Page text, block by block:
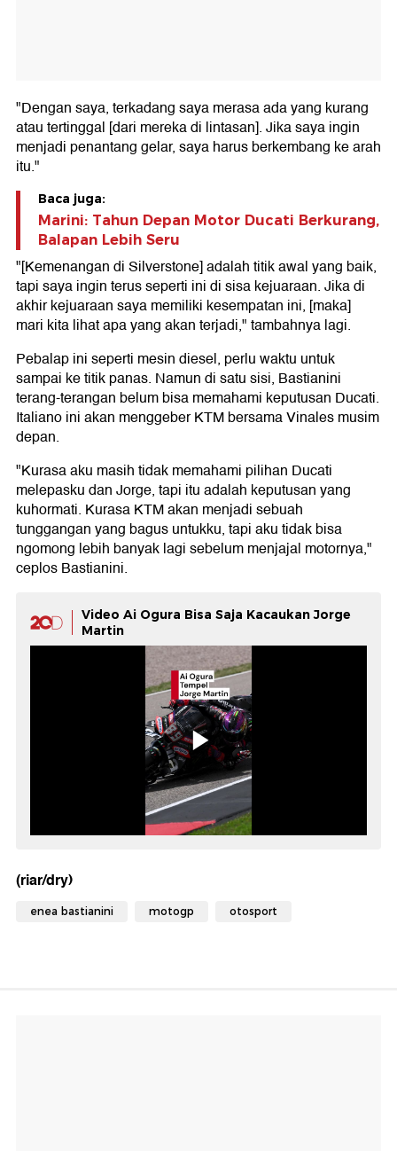
"Dengan saya, terkadang saya merasa ada yang kurang
atau tertinggal [dari mereka di lintasan]. Jika saya ingin
menjadi penantang gelar, saya harus berkembang ke arah
itu."
Baca juga:
Marini: Tahun Depan Motor Ducati Berkurang,
Balapan Lebih Seru
"[Kemenangan di Silverstone] adalah titik awal yang baik,
tapi saya ingin terus seperti ini di sisa kejuaraan. Jika di
akhir kejuaraan saya memiliki kesempatan ini, [maka]
mari kita lihat apa yang akan terjadi," tambahnya lagi.
Pebalap ini seperti mesin diesel, perlu waktu untuk
sampai ke titik panas. Namun di satu sisi, Bastianini
terang-terangan belum bisa memahami keputusan Ducati.
Italiano ini akan menggeber KTM bersama Vinales musim
depan.
"Kurasa aku masih tidak memahami pilihan Ducati
melepasku dan Jorge, tapi itu adalah keputusan yang
kuhormati. Kurasa KTM akan menjadi sebuah
tunggangan yang bagus untukku, tapi aku tidak bisa
ngomong lebih banyak lagi sebelum menjajal motornya,"
ceplos Bastianini.
Video Ai Ogura Bisa Saja Kacaukan Jorge
Martin
(riar/dry)
enea bastianini motogp otosport